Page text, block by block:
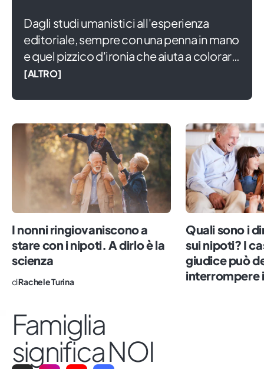
Dagli studi umanistici all'esperienza
editoriale, sempre con una penna in mano
e quel pizzico d'ironia che aiuta a colorare
la vita. In attesa di diventare grande,
di seminare potremo coltivare un mondo
migliore per tutti.
[ALTRO]
I nonni ringiovaniscono a
stare con i nipoti. A dirlo è la
scienza
diRachele Turina
Quali sono i
sui nipoti? I
giudice può
interrompere
Famiglia
significa NOI